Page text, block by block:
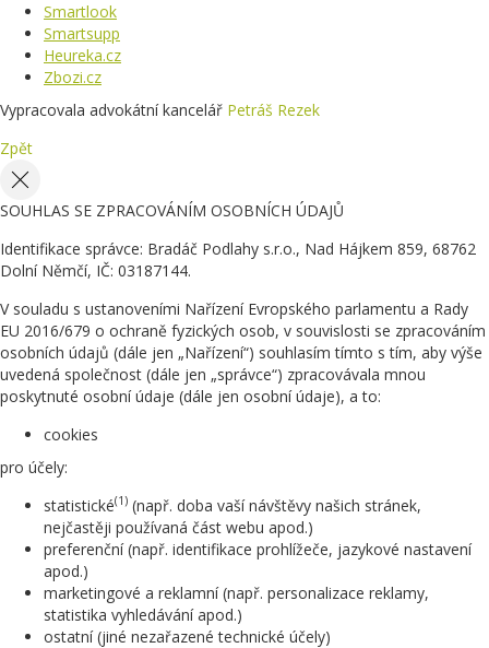
Smartlook
Smartsupp
Heureka.cz
Zbozi.cz
Vypracovala advokátní kancelář Petráš Rezek
Zpět
SOUHLAS SE ZPRACOVÁNÍM OSOBNÍCH ÚDAJŮ
Identifikace správce: Bradáč Podlahy s.r.o., Nad Hájkem 859, 68762
Dolní Němčí, IČ: 03187144.
V souladu s ustanoveními Nařízení Evropského parlamentu a Rady
EU 2016/679 o ochraně fyzických osob, v souvislosti se zpracováním
osobních údajů (dále jen „Nařízení“) souhlasím tímto s tím, aby výše
uvedená společnost (dále jen „správce“) zpracovávala mnou
poskytnuté osobní údaje (dále jen osobní údaje), a to:
cookies
pro účely:
statistické(1) (např. doba vaší návštěvy našich stránek,
nejčastěji používaná část webu apod.)
preferenční (např. identifikace prohlížeče, jazykové nastavení
apod.)
marketingové a reklamní (např. personalizace reklamy,
statistika vyhledávání apod.)
ostatní (jiné nezařazené technické účely)